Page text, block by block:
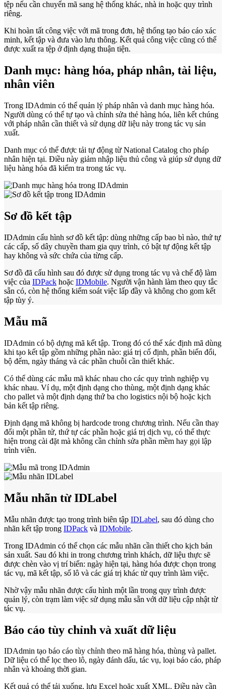
tệp nếu cần chuyển mã sang hệ thống khác, nhà in hoặc quy trình
riêng.
Khi hoàn tất công việc với mã trong đơn, hệ thống tạo báo cáo xác
minh, kết tập và đưa vào lưu thông. Kết quả công việc cũng có thể
được xuất ra tệp ở định dạng thuận tiện.
Danh mục: hàng hóa, pháp nhân, tài liệu,
nhân viên
Trong IDAdmin có thể quản lý pháp nhân và danh mục hàng hóa.
Người dùng có thể tự tạo và chỉnh sửa thẻ hàng hóa, liên kết chúng
với pháp nhân cần thiết và sử dụng dữ liệu này trong tác vụ sản
xuất.
Danh mục có thể được tải tự động từ National Catalog cho pháp
nhân hiện tại. Điều này giảm nhập liệu thủ công và giúp sử dụng dữ
liệu hàng hóa đã kiểm tra trong tác vụ.
Sơ đồ kết tập
IDAdmin cấu hình sơ đồ kết tập: dùng những cấp bao bì nào, thứ tự
các cấp, số dây chuyền tham gia quy trình, có bật tự động kết tập
hay không và sức chứa của từng cấp.
Sơ đồ đã cấu hình sau đó được sử dụng trong tác vụ và chế độ làm
việc của IDPack hoặc IDMobile. Người vận hành làm theo quy tắc
sẵn có, còn hệ thống kiểm soát việc lấp đầy và không cho gom kết
tập tùy ý.
Mẫu mã
IDAdmin có bộ dựng mã kết tập. Trong đó có thể xác định mã dùng
khi tạo kết tập gồm những phần nào: giá trị cố định, phần biến đổi,
bộ đếm, ngày tháng và các phần chuỗi cần thiết khác.
Có thể dùng các mẫu mã khác nhau cho các quy trình nghiệp vụ
khác nhau. Ví dụ, một định dạng cho thùng, một định dạng khác
cho pallet và một định dạng thứ ba cho logistics nội bộ hoặc kịch
bản kết tập riêng.
Định dạng mã không bị hardcode trong chương trình. Nếu cần thay
đổi một phần tử, thứ tự các phần hoặc giá trị dịch vụ, có thể thực
hiện trong cài đặt mà không cần chỉnh sửa phần mềm hay gọi lập
trình viên.
Mẫu nhãn từ IDLabel
Mẫu nhãn được tạo trong trình biên tập IDLabel, sau đó dùng cho
nhãn kết tập trong IDPack và IDMobile.
Trong IDAdmin có thể chọn các mẫu nhãn cần thiết cho kịch bản
sản xuất. Sau đó khi in trong chương trình khách, dữ liệu thực sẽ
được chèn vào vị trí biến: ngày hiện tại, hàng hóa được chọn trong
tác vụ, mã kết tập, số lô và các giá trị khác từ quy trình làm việc.
Nhờ vậy mẫu nhãn được cấu hình một lần trong quy trình được
quản lý, còn trạm làm việc sử dụng mẫu sẵn với dữ liệu cập nhật từ
tác vụ.
Báo cáo tùy chỉnh và xuất dữ liệu
IDAdmin tạo báo cáo tùy chỉnh theo mã hàng hóa, thùng và pallet.
Dữ liệu có thể lọc theo lô, ngày đánh dấu, tác vụ, loại báo cáo, pháp
nhân và khoảng thời gian.
Kết quả có thể tải xuống, lưu Excel hoặc xuất XML. Điều này cần